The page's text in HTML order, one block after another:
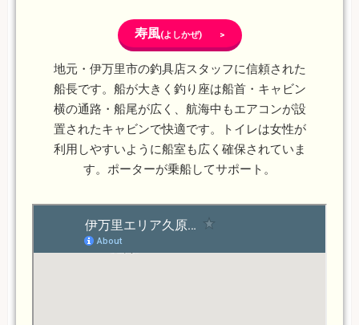
寿風(よしかぜ) >
地元・伊万里市の釣具店スタッフに信頼された
船長です。船が大きく釣り座は船首・キャビン
横の通路・船尾が広く、航海中もエアコンが設
置されたキャビンで快適です。トイレは女性が
利用しやすいように船室も広く確保されていま
す。ポーターが乗船してサポート。